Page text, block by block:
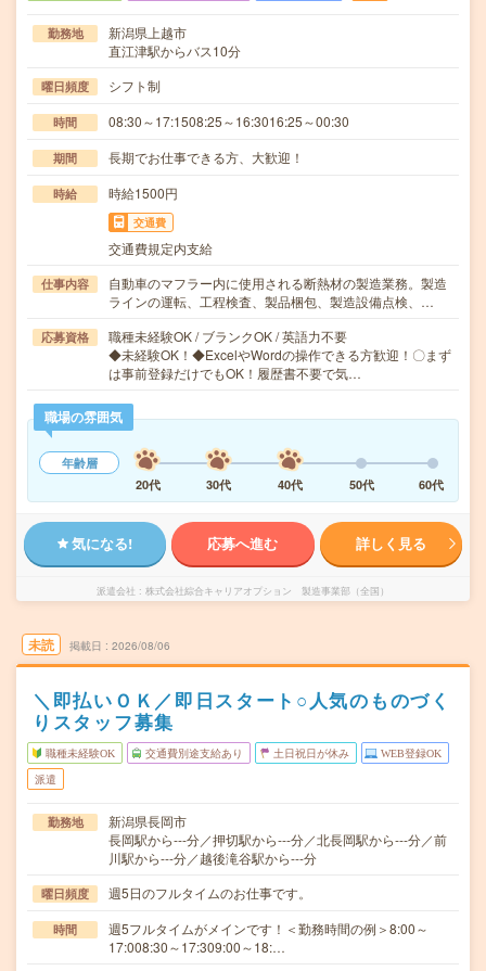
勤務地
新潟県上越市
直江津駅からバス10分
曜日頻度 シフト制
時間 08:30～17:1508:25～16:3016:25～00:30
期間 長期でお仕事できる方、大歓迎！
時給 時給1500円
交通費
交通費規定内支給
仕事内容
自動車のマフラー内に使用される断熱材の製造業務。製造
ラインの運転、工程検査、製品梱包、製造設備点検、…
応募資格
職種未経験OK / ブランクOK / 英語力不要
◆未経験OK！◆ExcelやWordの操作できる方歓迎！〇まず
は事前登録だけでもOK！履歴書不要で気…
職場の雰囲気
年齢層
20代
30代 40代 50代 60代
気になる! 応募へ進む 詳しく見る
派遣会社 株式会社綜合キャリアオプション 製造事業部（全国）
未読 掲載日 2026/08/06
＼即払いＯＫ／即日スタート○人気のものづく
りスタッフ募集
職種未経験OK 交通費別途支給あり 土日祝日が休み WEB登録OK
派遣
勤務地
新潟県長岡市
長岡駅から---分／押切駅から---分／北長岡駅から---分／前
川駅から---分／越後滝谷駅から---分
曜日頻度 週5日のフルタイムのお仕事です。
時間
週5フルタイムがメインです！＜勤務時間の例＞8:00～
17:008:30～17:309:00～18:…